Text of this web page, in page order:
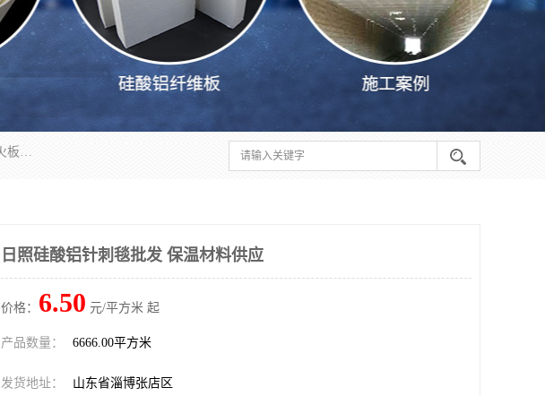
1260卷毡针刺毯，1360标准高纯高铝毯，1430度低锆锆铝含锆毯，普通挡渣棉卷毡，防火纸、挡火板、隔热垫片模块、棉块、折叠块、散棉高温固化剂价格规格密度多少钱图片视频立方平米参数指标
日照硅酸铝针刺毯批发 保温材料供应
价格： 6.50 元/平方米 起
产品数量： 6666.00平方米
发货地址： 山东省淄博张店区